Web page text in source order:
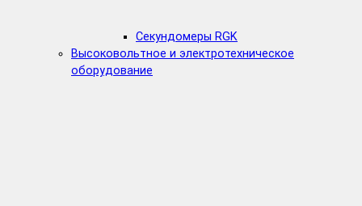
Секундомеры RGK
Высоковольтное и электротехническое
оборудование